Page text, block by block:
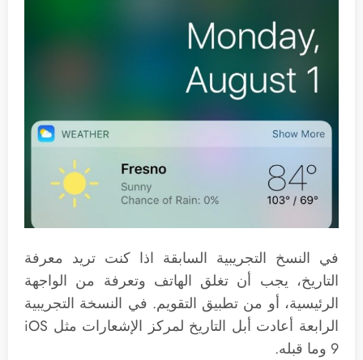
في النسخ التجريبية السابقة اذا كنت تريد معرفة
التاريخ، يجب أن تغلق الهاتف وتعرفة من الواجهة
الرئيسية، أو من تطبيق التقويم. في النسخة التجريبية
الرابعة أعادت أبل التاريخ لمركز الإشعارات مثل iOS
9 وما قبله.